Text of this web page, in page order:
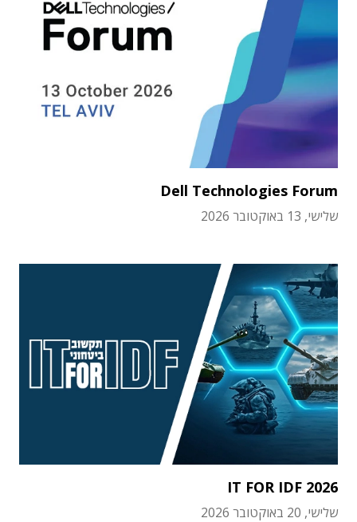
Dell Technologies Forum
שלישי, 13 באוקטובר 2026
IT FOR IDF 2026
שלישי, 20 באוקטובר 2026